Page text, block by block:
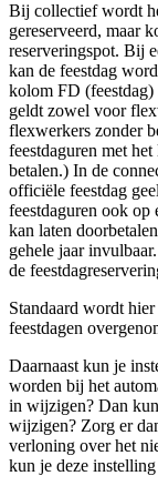
Bij collectief wordt
gereserveerd, maar
reserveringspot. Bij
kan de feestdag
kolom FD
geldt zowel voor
flexwerkers zonder
feestdaguren met
betalen.) In de
officiële feestdag
feestdaguren ook op
kan laten
gehele jaar
de
Standaard wordt
feestdagen
Daarnaast kun je
worden bij het
in wijzigen? Dan
wijzigen? Zorg er
verloning over het
kun je deze